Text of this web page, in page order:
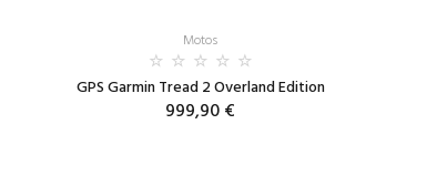
Motos
GPS Garmin Tread 2 Overland Edition
999,90 €